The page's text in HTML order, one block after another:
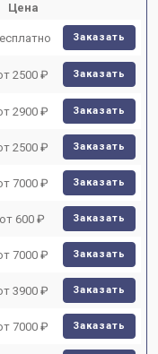
Цена
Заказать
2500 ₽ Заказать
2900 ₽ Заказать
2500 ₽ Заказать
7000 ₽ Заказать
от 600 ₽ Заказать
7000 ₽ Заказать
3900 ₽ Заказать
7000 ₽ Заказать